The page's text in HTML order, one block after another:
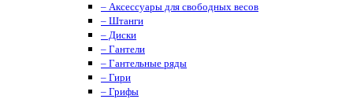
– Аксессуары для свободных весов
– Штанги
– Диски
– Гантели
– Гантельные ряды
– Гири
– Грифы